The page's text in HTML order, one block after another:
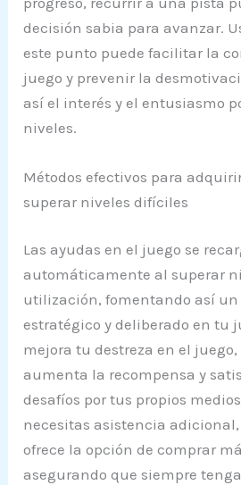
decisión sabia para avanzar.
este punto puede facilitar la
juego y prevenir la
así el interés y el entusiasmo
niveles.
Métodos efectivos para
superar niveles difíciles
Las ayudas en el juego se
automáticamente al superar
utilización, fomentando así un
estratégico y deliberado en tu
mejora tu destreza en el
aumenta la recompensa y
desafíos por tus propios
necesitas asistencia
ofrece la opción de comprar
asegurando que siempre